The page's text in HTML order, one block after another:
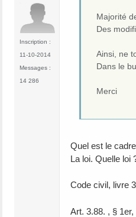
Inscription :
11-10-2014
Messages :
14 286
Majorité
Des
Ainsi, ne
Dans le
Merci
Quel est le
La loi. Quelle loi
Code civil, livre
Art. 3.88. , § 1er,